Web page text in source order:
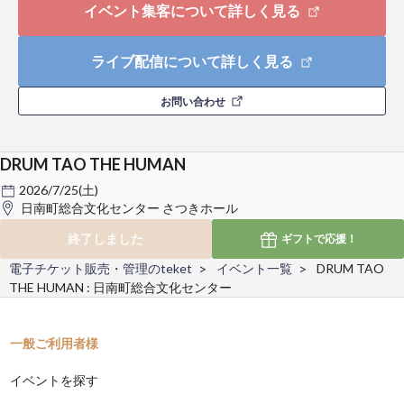
イベント集客について詳しく見る
ライブ配信について詳しく見る
お問い合わせ
DRUM TAO THE HUMAN
2026/7/25(土)
日南町総合文化センター さつきホール
終了しました
ギフトで応援！
電子チケット販売・管理のteket イベント一覧
DRUM TAO
THE HUMAN : 日南町総合文化センター
一般ご利用者様
イベントを探す